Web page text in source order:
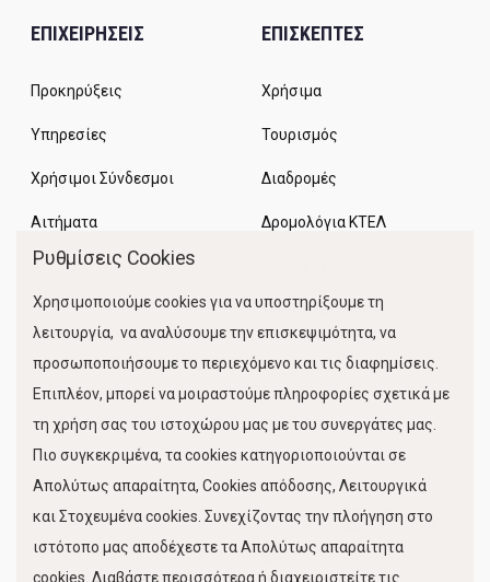
ΕΠΙΧΕΙΡΗΣΕΙΣ
Προκηρύξεις
Υπηρεσίες
Χρήσιμοι Σύνδεσμοι
Αιτήματα
ΕΠΙΣΚΕΠΤΕΣ
Χρήσιμα
Τουρισμός
Διαδρομές
Δρομολόγια ΚΤΕΛ
Κίνηση Λιμένος
FOLLOW US
Ρυθμίσεις Cookies
Χρησιμοποιούμε cookies για να υποστηρίξουμε τη
λειτουργία, να αναλύσουμε την επισκεψιμότητα, να
προσωποποιήσουμε το περιεχόμενο και τις διαφημίσεις.
Επιπλέον, μπορεί να μοιραστούμε πληροφορίες σχετικά με
τη χρήση σας του ιστοχώρου μας με του συνεργάτες μας.
Πιο συγκεκριμένα, τα cookies κατηγοριοποιούνται σε
Απολύτως απαραίτητα, Cookies απόδοσης, Λειτουργικά
και Στοχευμένα cookies. Συνεχίζοντας την πλοήγηση στο
ιστότοπο μας αποδέχεστε τα Απολύτως απαραίτητα
cookies. Διαβάστε περισσότερα ή διαχειριστείτε τις